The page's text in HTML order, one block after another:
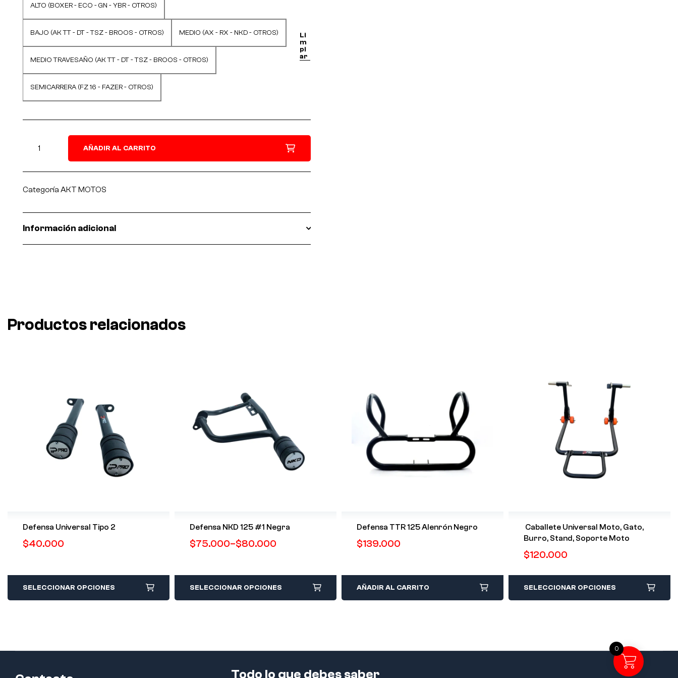
ALTO (BOXER - ECO - GN - YBR - OTROS)
BAJO (AK TT - DT - TSZ - BROOS - OTROS) MEDIO (AX - RX - NKD - OTROS)
MEDIO TRAVESAÑO (AK TT - DT - TSZ - BROOS - OTROS)
SEMICARRERA (FZ 16 - FAZER - OTROS)
Li
m
pi
ar
AÑADIR AL CARRITO
Categoría AKT MOTOS
Información adicional
Productos relacionados
Defensa Universal Tipo 2
$40.000
SELECCIONAR OPCIONES
Defensa NKD 125 #1 Negra
$75.000–$80.000
SELECCIONAR OPCIONES
Defensa TTR 125 Alenrón Negro
$139.000
AÑADIR AL CARRITO
Caballete Universal Moto, Gato,
Burro, Stand, Soporte Moto
$120.000
SELECCIONAR OPCIONES
Todo lo que debes saber
0